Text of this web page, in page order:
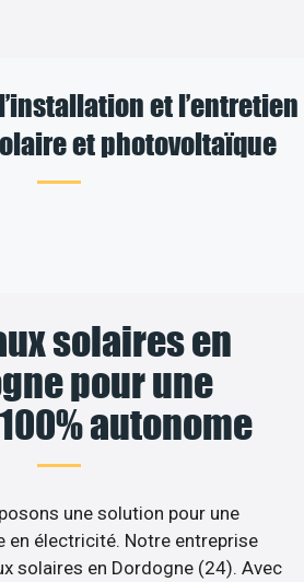
et l’entretien
et photovoltaïque
solaires en
pour une
autonome
une solution pour une
en électricité. Notre entreprise
solaires en Dordogne (24). Avec